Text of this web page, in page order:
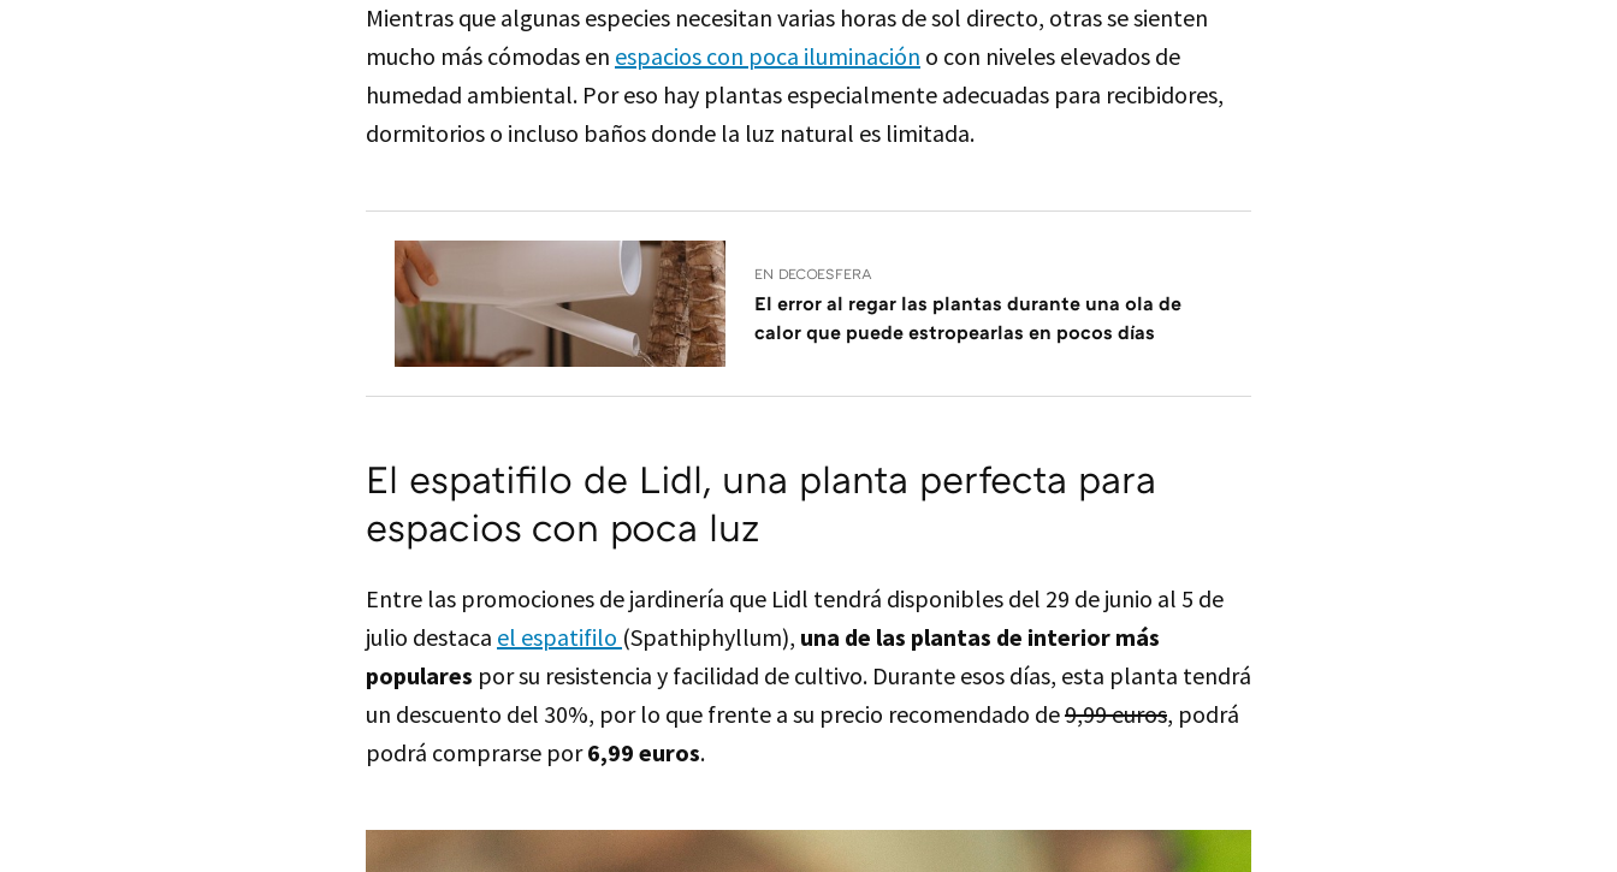
Mientras que algunas especies necesitan varias horas de sol directo, otras se sienten
mucho más cómodas en espacios con poca iluminación o con niveles elevados de
humedad ambiental. Por eso hay plantas especialmente adecuadas para recibidores,
dormitorios o incluso baños donde la luz natural es limitada.
EN DECOESFERA
El error al regar las plantas durante una ola de
calor que puede estropearlas en pocos días
El espatifilo de Lidl, una planta perfecta para
espacios con poca luz
Entre las promociones de jardinería que Lidl tendrá disponibles del 29 de junio al 5 de
julio destaca el espatifilo (Spathiphyllum), una de las plantas de interior más
populares por su resistencia y facilidad de cultivo. Durante esos días, esta planta tendrá
un descuento del 30%, por lo que frente a su precio recomendado de9,99 euros, podrá
podrá comprarse por6,99 euros.